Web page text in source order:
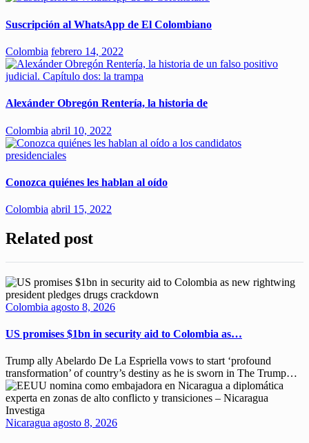
Suscripción al WhatsApp de El Colombiano
Colombia febrero 14, 2022
Alexánder Obregón Rentería, la historia de
Colombia abril 10, 2022
Conozca quiénes les hablan al oído
Colombia abril 15, 2022
Related post
Colombia agosto 8, 2026
US promises $1bn in security aid to Colombia as…
Trump ally Abelardo De La ‌Espriella vows to start ‘profound
transformation’ of country’s destiny as he is sworn in The ​Trump…
Nicaragua agosto 8, 2026